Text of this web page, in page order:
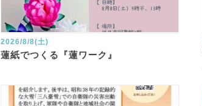
2026/8/8(土)
蓮紙でつくる『蓮ワーク』